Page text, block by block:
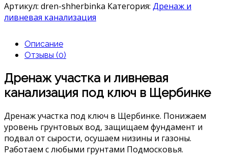
Артикул: dren-shherbinka Категория: Дренаж и
ливневая канализация
Описание
Отзывы (0)
Дренаж участка и ливневая
канализация под ключ в Щербинке
Дренаж участка под ключ в Щербинке. Понижаем
уровень грунтовых вод, защищаем фундамент и
подвал от сырости, осушаем низины и газоны.
Работаем с любыми грунтами Подмосковья.